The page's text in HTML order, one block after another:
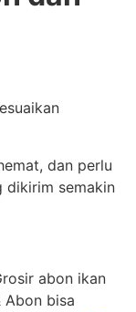
dan perlu
dikirim semakin
abon ikan
Abon bisa